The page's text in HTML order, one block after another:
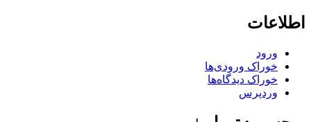
اطلاعات
ورود
خوراک ورودی‌ها
خوراک دیدگاه‌ها
وردپرس